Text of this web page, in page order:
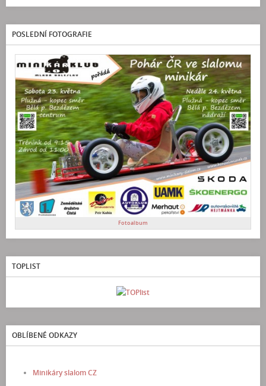
POSLEDNÍ FOTOGRAFIE
Fotoalbum
TOPLIST
OBLÍBENÉ ODKAZY
Minikáry slalom CZ